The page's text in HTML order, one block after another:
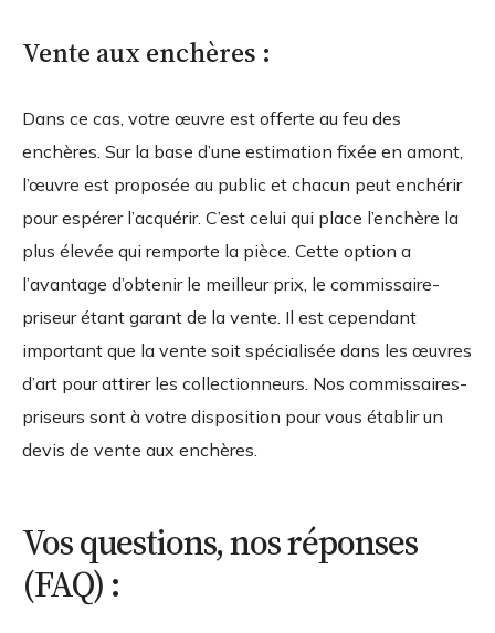
Vente aux enchères :
Dans ce cas, votre œuvre est offerte au feu des
enchères. Sur la base d’une estimation fixée en amont,
l’œuvre est proposée au public et chacun peut enchérir
pour espérer l’acquérir. C’est celui qui place l’enchère la
plus élevée qui remporte la pièce. Cette option a
l’avantage d’obtenir le meilleur prix, le commissaire-
priseur étant garant de la vente. Il est cependant
important que la vente soit spécialisée dans les œuvres
d’art pour attirer les collectionneurs. Nos commissaires-
priseurs sont à votre disposition pour vous établir un
devis de vente aux enchères.
Vos questions, nos réponses
(FAQ) :